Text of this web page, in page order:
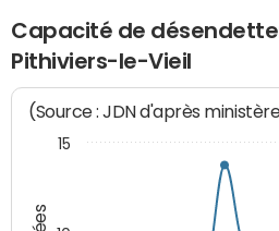
Capacité de
Pithiviers-le-Vieil
(Source : JDN d'après
15